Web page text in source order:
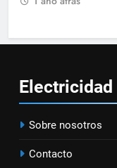
16
Electricidad
Sobre nosotros
Contacto